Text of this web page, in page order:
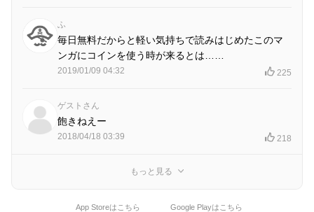
ふ
毎日無料だからと軽い気持ちで読みはじめたこのマ
ンガにコインを使う時が来るとは……
2019/01/09 04:32 225
ゲストさん
飽きねえー
2018/04/18 03:39 218
もっと見る
App Storeはこちら Google Playはこちら